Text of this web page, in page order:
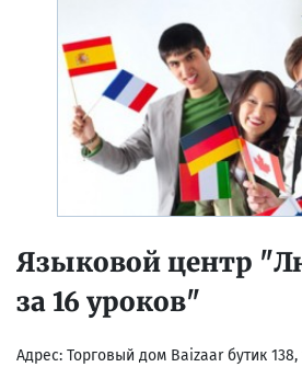
Языковой центр
за 16 уроков"
Адрес: Торговый дом Baizaar бутик 138,